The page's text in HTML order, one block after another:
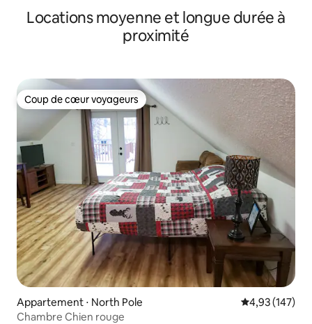
Locations moyenne et longue durée à
proximité
Coup de cœur voyageurs
Coup de cœur voyageurs
Appartement ⋅ North Pole Évaluation
4,93 (147)
Chambre Chien rouge